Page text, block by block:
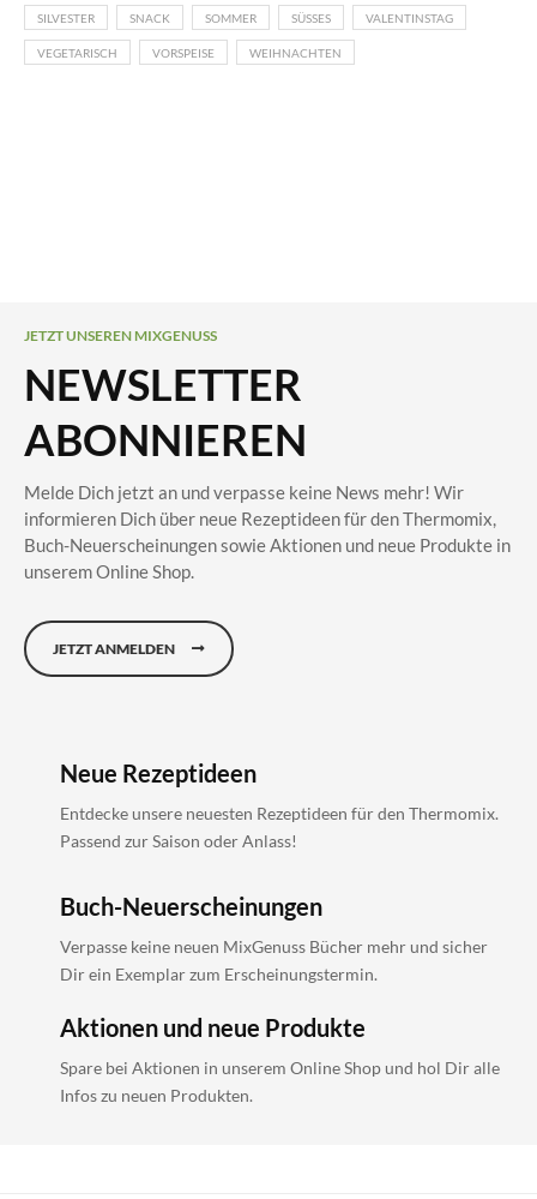
SILVESTER SNACK SOMMER SÜSSES VALENTINSTAG
VEGETARISCH VORSPEISE WEIHNACHTEN
JETZT UNSEREN MIXGENUSS
NEWSLETTER
ABONNIEREN
Melde Dich jetzt an und verpasse keine News mehr! Wir
informieren Dich über neue Rezeptideen für den Thermomix,
Buch-Neuerscheinungen sowie Aktionen und neue Produkte in
unserem Online Shop.
JETZT ANMELDEN
Neue Rezeptideen
Entdecke unsere neuesten Rezeptideen für den Thermomix.
Passend zur Saison oder Anlass!
Buch-Neuerscheinungen
Verpasse keine neuen MixGenuss Bücher mehr und sicher
Dir ein Exemplar zum Erscheinungstermin.
Aktionen und neue Produkte
Spare bei Aktionen in unserem Online Shop und hol Dir alle
Infos zu neuen Produkten.